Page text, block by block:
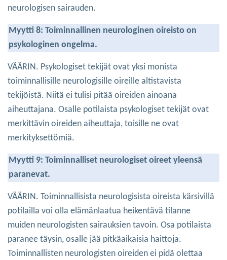
neurologisen sairauden.
Myytti 8: Toiminnallinen neurologinen oireisto on
psykologinen ongelma.
VÄÄRIN. Psykologiset tekijät ovat yksi monista
toiminnallisille neurologisille oireille altistavista
tekijöistä. Niitä ei tulisi pitää oireiden ainoana
aiheuttajana. Osalle potilaista psykologiset tekijät ovat
merkittävin oireiden aiheuttaja, toisille ne ovat
merkityksettömiä.
Myytti 9: Toiminnalliset neurologiset oireet yleensä
paranevat.
VÄÄRIN. Toiminnallisista neurologisista oireista kärsivillä
potilailla voi olla elämänlaatua heikentävä tilanne
muiden neurologisten sairauksien tavoin. Osa potilaista
paranee täysin, osalle jää pitkäaikaisia haittoja.
Toiminnallisten neurologisten oireiden ei pidä olettaa